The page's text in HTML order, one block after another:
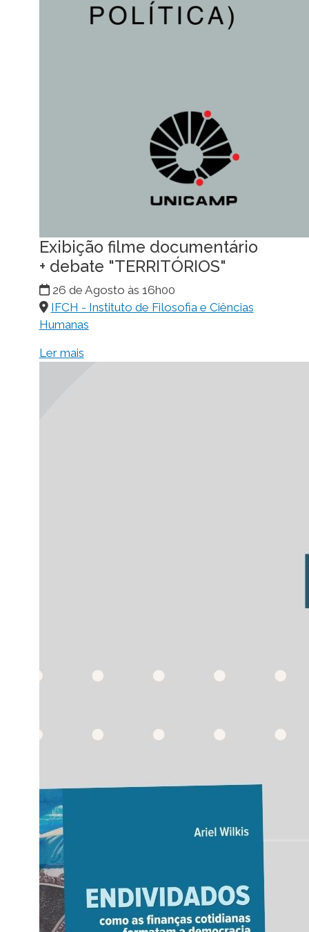
Exibição filme documentário
+ debate "TERRITÓRIOS"
26 de Agosto às 16h00
IFCH - Instituto de Filosofia e Ciências
Humanas
Ler mais